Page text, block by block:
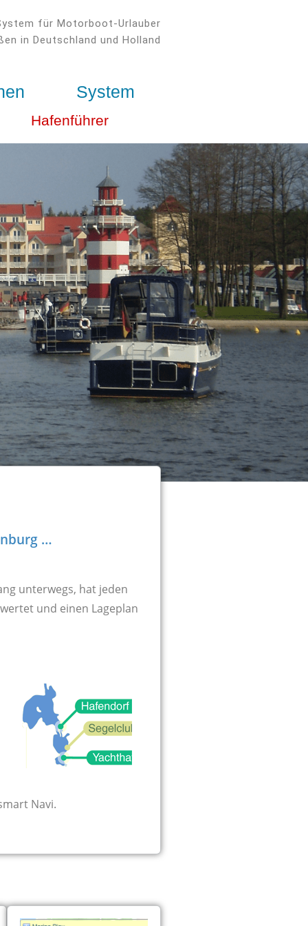
für Motorboot-Urlauber
in Deutschland und Holland
System
Hafenführer
…
unterwegs, hat jeden
und einen Lageplan
Navi.